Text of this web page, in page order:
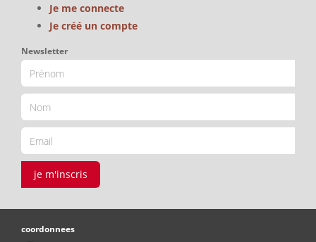
Je me connecte
Je créé un compte
Newsletter
je m'inscris
coordonnees